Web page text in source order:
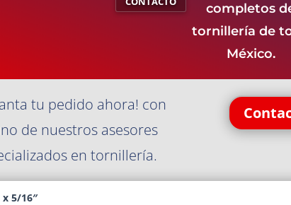
completos
tornillería de
México.
tu pedido ahora! con
de nuestros asesores
en tornillería.
5/16″